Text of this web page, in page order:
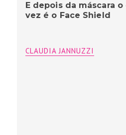
E depois da máscara
vez é o Face Shield
CLAUDIA JANNUZZI